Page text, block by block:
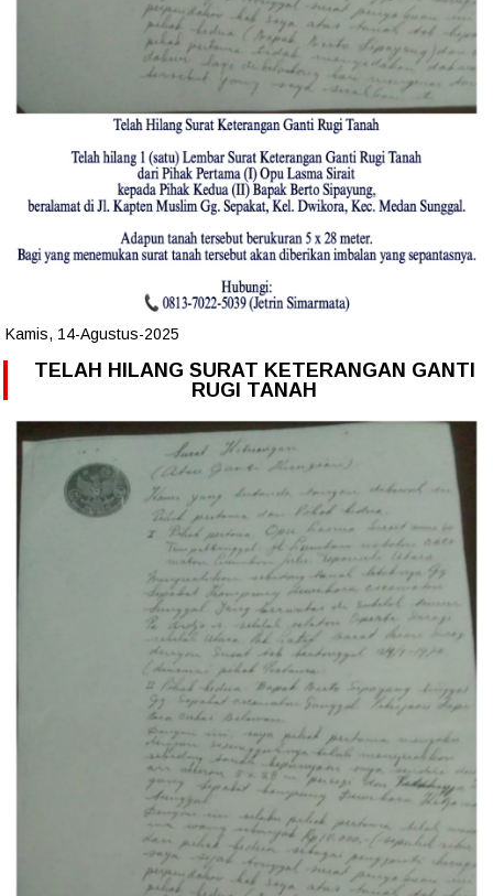
Kamis, 14-Agustus-2025
TELAH HILANG SURAT KETERANGAN GANTI
RUGI TANAH